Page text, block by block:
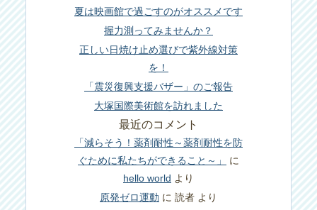
事
夏は映画館で過ごすのがオススメです
握力測ってみませんか？
正しい日焼け止め選びで紫外線対策
を！
「震災復興支援バザー」のご報告
大塚国際美術館を訪れました
最近のコメント
「減らそう！薬剤耐性～薬剤耐性を防
ぐために私たちができること～」
に
hello world より
原発ゼロ運動 に 読者 より